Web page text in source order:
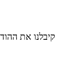
קיבלנו את